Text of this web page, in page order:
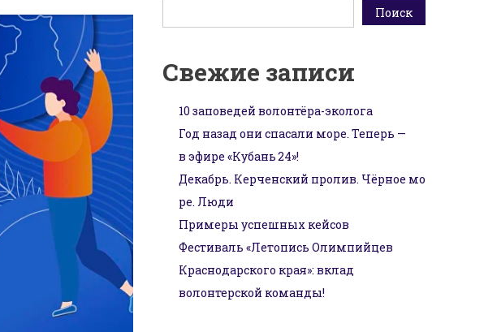
Поиск
Свежие записи
10 заповедей волонтёра-эколога
Год назад они спасали море. Теперь —
в эфире «Кубань 24»!
Декабрь. Керченский пролив. Чёрное мо
ре. Люди
Примеры успешных кейсов
Фестиваль «Летопись Олимпийцев
Краснодарского края»: вклад
волонтерской команды!